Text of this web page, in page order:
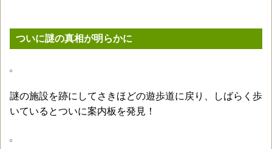
ついに謎の真相が明らかに
謎の施設を跡にしてさきほどの遊歩道に戻り、しばらく歩
いているとついに案内板を発見！